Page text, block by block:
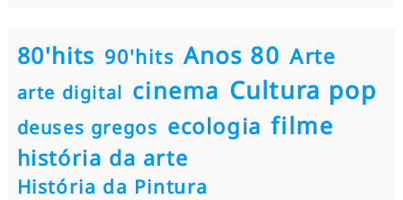
80'hits 90'hits Anos 80 Arte
arte digital cinema Cultura pop
deuses gregos ecologia filme
história da arte
História da Pintura